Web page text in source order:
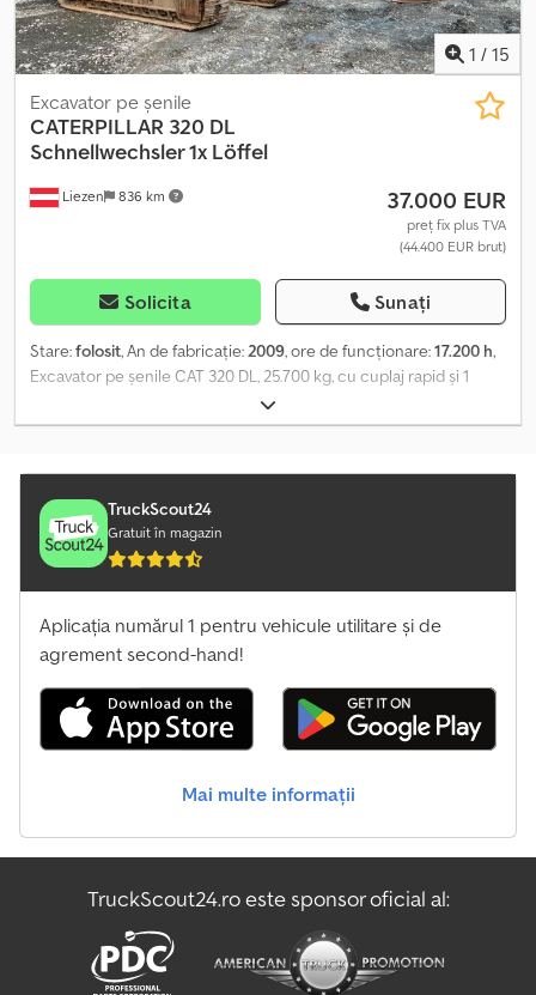
1 / 15
Liezen 836 km
Excavator pe şenile
CATERPILLAR 320 DL
Schnellwechsler 1x Löffel
37.000 EUR
preț fix plus TVA
(44.400 EUR brut)
Solicita Sunați
Stare:folosit, An de fabricație:2009, ore de funcționare:17.200 h,
Excavator pe șenile CAT 320 DL, 25.700 kg, cu cuplaj rapid și 1
cupă Stare: bună Dsdpfetwibdox Anzsck Șenile: 60%
TruckScout24
Gratuit în magazin
Aplicația numărul 1 pentru vehicule utilitare și de
agrement second-hand!
Mai multe informații
TruckScout24.ro este sponsor oficial al: